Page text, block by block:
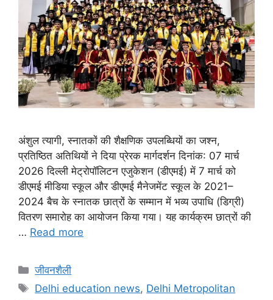
अंशुल त्यागी, स्नातकों की शैक्षणिक उपलब्धियों का जश्न,
प्रतिष्ठित अतिथियों ने दिया प्रेरक मार्गदर्शन दिनांक: 07 मार्च
2026 दिल्ली मेट्रोपॉलिटन एजुकेशन (डीएमई) में 7 मार्च को
डीएमई मीडिया स्कूल और डीएमई मैनेजमेंट स्कूल के 2021–
2024 बैच के स्नातक छात्रों के सम्मान में भव्य उपाधि (डिग्री)
वितरण समारोह का आयोजन किया गया। यह कार्यक्रम छात्रों की
… Read more
जीवनशैली
Delhi education news, Delhi Metropolitan